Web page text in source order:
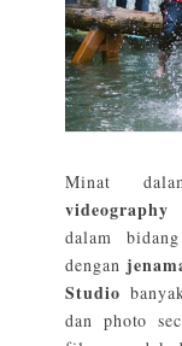
Minat
videography
dalam
dengan
Studio
dan photo